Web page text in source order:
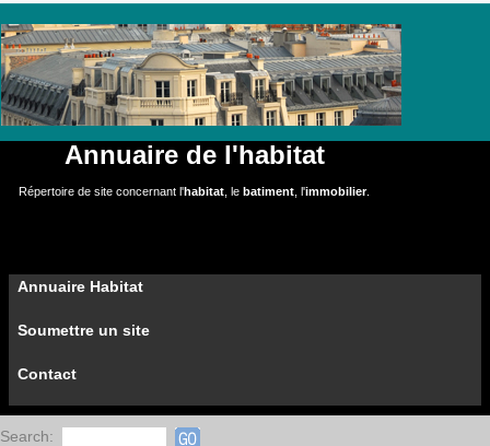
Annuaire de l'habitat
Répertoire de site concernant l'habitat , le batiment , l'immobilier.
Annuaire Habitat
Soumettre un site
Contact
Search: